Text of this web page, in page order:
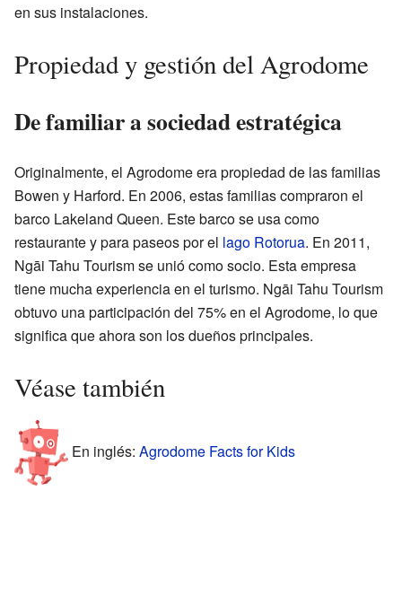
en sus instalaciones.
Propiedad y gestión del Agrodome
De familiar a sociedad estratégica
Originalmente, el Agrodome era propiedad de las familias
Bowen y Harford. En 2006, estas familias compraron el
barco Lakeland Queen. Este barco se usa como
restaurante y para paseos por el lago Rotorua. En 2011,
Ngāi Tahu Tourism se unió como socio. Esta empresa
tiene mucha experiencia en el turismo. Ngāi Tahu Tourism
obtuvo una participación del 75% en el Agrodome, lo que
significa que ahora son los dueños principales.
Véase también
En inglés: Agrodome Facts for Kids